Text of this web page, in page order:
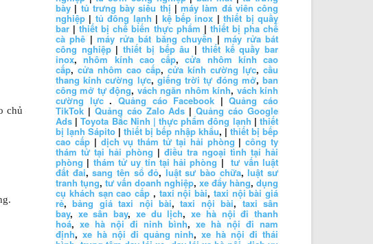
chủ
bày |tủ trưng bày siêu thị |máy làm đá viên công
nghiệp | tủ đông lạnh | kệ bếp inox |thiết bị quầy
bar |thiết bị chế biến thực phẩm | thiết bị pha chế
cà phê |máy rửa bát băng chuyền |máy rửa bát
công nghiệp|thiết bị bếp âu |thiết kế quầy bar
inox,nhôm kính cao cấp,cửa nhôm kính cao
cấp, cửa nhôm cao cấp, cửa kính cường lực, cầu
thang kính cường lực,giếng trời tự đóng mở,ban
công mở tự động, vách ngăn nhôm kính,vách kính
cường lực.Quảng cáo Facebook |Quảng cáo
TikTok | Quảng cáo Zalo Ads |Quảng cáo Google
Ads |Toyota Bắc Ninh | thực phẩm đông lạnh |thiết
bị lạnh Sápito | thiết bị bếp nhập khẩu, |thiết bị bếp
cao cấp|dịch vụ thám tử tại hải phòng |công ty
thám tử tại hải phòng | điều tra ngoại tình tại hải
phòng | thám tử uy tín tại hải phòng |tư vấn luật
đất đai,sang tên sổ đỏ,luật sư bào chữa,luật sư
tranh tụng, tư vấn doanh nghiệp, xe đẩy hàng, dụng
cụ khách sạn cao cấp , taxi nội bài, taxi nội bài giá
rẻ,bảng giá taxi nội bài,taxi nội bài,taxi sân
bay, xe sân bay, xe du lịch,xe hà nội đi thanh
hoá, xe hà nội đi ninh bình, xe hà nội đi nam
định, xe hà nội đi quảng ninh,xe hà nội đi thái